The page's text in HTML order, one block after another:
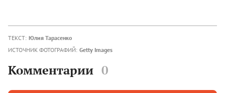
ТЕКСТ: Юлия Тарасенко
ИСТОЧНИК ФОТОГРАФИЙ: Getty Images
Комментарии 0